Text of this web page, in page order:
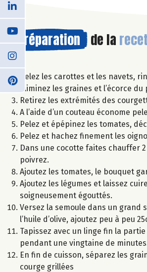
Préparation de la
Pelez les carottes et les navets,
Eliminez les graines et l’écorce
Retirez les extrémités des
A l’aide d’un couteau économe
Pelez et épépinez les tomates,
Pelez et hachez finement les
Dans une cocotte faites chauffer
poivrez.
Ajoutez les tomates, le bouquet
Ajoutez les légumes et laissez
soigneusement égouttés.
Versez la semoule dans un grand
l’huile d’olive, ajoutez peu à peu
Tapissez avec un linge fin la
pendant une vingtaine de
En fin de cuisson, séparez les
courge grillées